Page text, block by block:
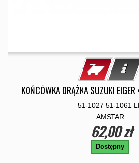
KOŃCÓWKA DRĄŻKA SUZUKI
51-1027 51-1061
AMSTAR
62,00 zł
Dostępny